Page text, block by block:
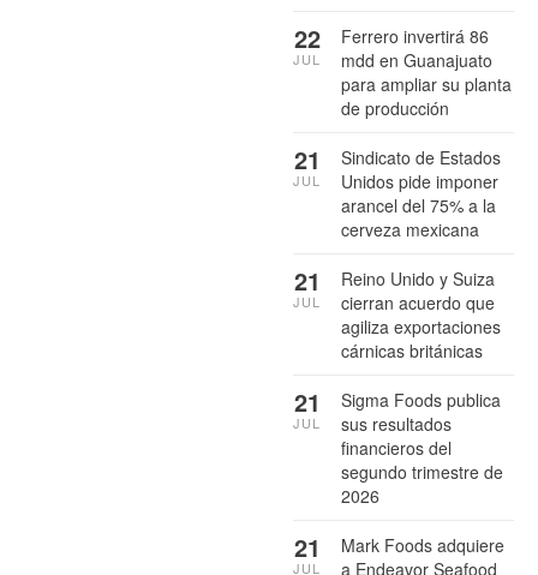
Ferrero invertirá 86
mdd en Guanajuato
para ampliar su planta
de producción
22
JUL
Sindicato de Estados
Unidos pide imponer
arancel del 75% a la
cerveza mexicana
21
JUL
Reino Unido y Suiza
cierran acuerdo que
agiliza exportaciones
cárnicas británicas
21
JUL
Sigma Foods publica
sus resultados
financieros del
segundo trimestre de
2026
21
JUL
Mark Foods adquiere
a Endeavor Seafood
21
JUL